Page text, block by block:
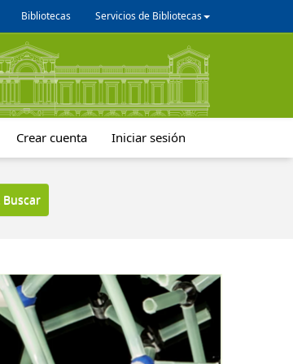
Bibliotecas Servicios de Bibliotecas
Crear cuenta Iniciar sesión
Buscar